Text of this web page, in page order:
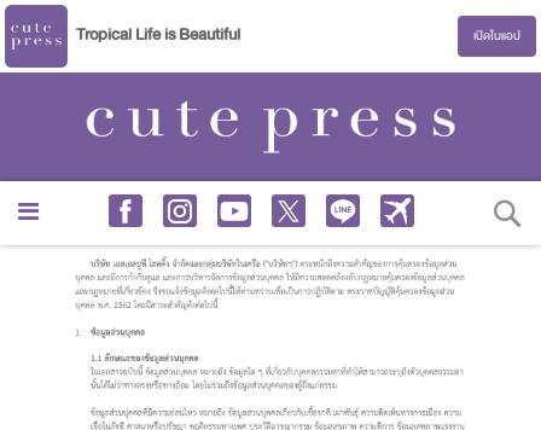
Tropical Life is Beautiful เปิดในแอป